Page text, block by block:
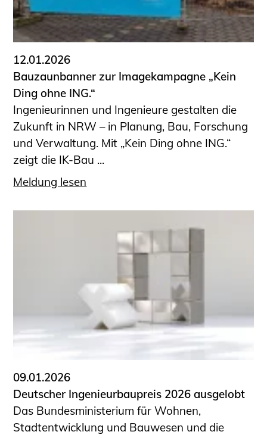
12.01.2026
Bauzaunbanner zur Imagekampagne „Kein
Ding ohne ING.“
Ingenieurinnen und Ingenieure gestalten die
Zukunft in NRW – in Planung, Bau, Forschung
und Verwaltung. Mit „Kein Ding ohne ING.“
zeigt die IK-Bau ...
Meldung lesen
09.01.2026
Deutscher Ingenieurbaupreis 2026 ausgelobt
Das Bundesministerium für Wohnen,
Stadtentwicklung und Bauwesen und die